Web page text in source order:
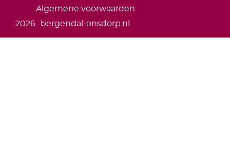
2026 bergendal-onsdorp.nl
Algemene voorwaarden